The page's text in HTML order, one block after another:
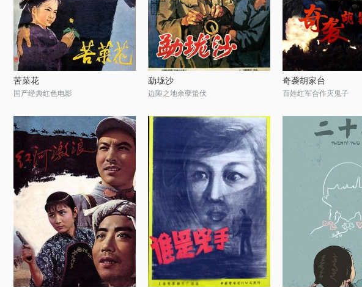
苦菜花
国产经典红色电影
勐垅沙
边陲之地余孽蛰伏
奇袭胡家台
百姓红军合作灭鬼子